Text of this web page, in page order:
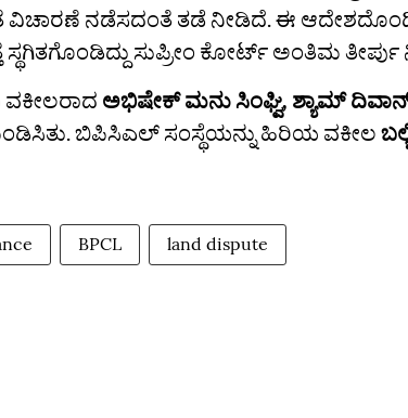
ನಡೆಸದಂತೆ ತಡೆ ನೀಡಿದೆ. ಈ
ಸುಪ್ರೀಂ ಕೋರ್ಟ್‌ ಅಂತಿಮ ತೀರ್ಪು
ಅಭಿಷೇಕ್ ಮನು ಸಿಂಘ್ವಿ, ಶ್ಯಾಮ್
ಬಿಪಿಸಿಎಲ್‌ ಸಂಸ್ಥೆಯನ್ನು ಹಿರಿಯ ವಕೀಲ
BPCL land dispute